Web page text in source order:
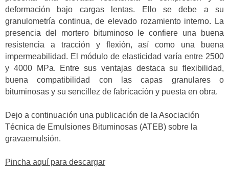
deformación bajo cargas lentas. Ello se debe a su
granulometría continua, de elevado rozamiento interno. La
presencia del mortero bituminoso le confiere una buena
resistencia a tracción y flexión, así como una buena
impermeabilidad. El módulo de elasticidad varía entre 2500
y 4000 MPa. Entre sus ventajas destaca su flexibilidad,
buena compatibilidad con las capas granulares o
bituminosas y su sencillez de fabricación y puesta en obra.
Dejo a continuación una publicación de la Asociación
Técnica de Emulsiones Bituminosas (ATEB) sobre la
gravaemulsión.
Pincha aquí para descargar